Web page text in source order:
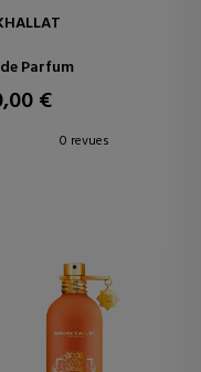
Parfum
€
0 revues